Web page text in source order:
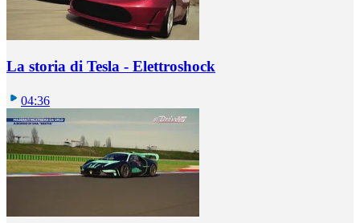
La storia di Tesla - Elettroshock
04:36